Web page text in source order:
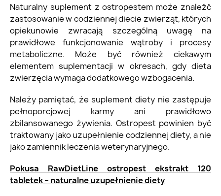
Naturalny suplement z ostropestem może znaleźć
zastosowanie w codziennej diecie zwierząt, których
opiekunowie zwracają szczególną uwagę na
prawidłowe funkcjonowanie wątroby i procesy
metaboliczne. Może być również ciekawym
elementem suplementacji w okresach, gdy dieta
zwierzęcia wymaga dodatkowego wzbogacenia.
Należy pamiętać, że suplement diety nie zastępuje
pełnoporcjowej karmy ani prawidłowo
zbilansowanego żywienia. Ostropest powinien być
traktowany jako uzupełnienie codziennej diety, a nie
jako zamiennik leczenia weterynaryjnego.
Pokusa RawDietLine ostropest ekstrakt 120
tabletek – naturalne uzupełnienie diety